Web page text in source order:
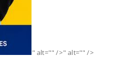
" alt="" />" alt="" />